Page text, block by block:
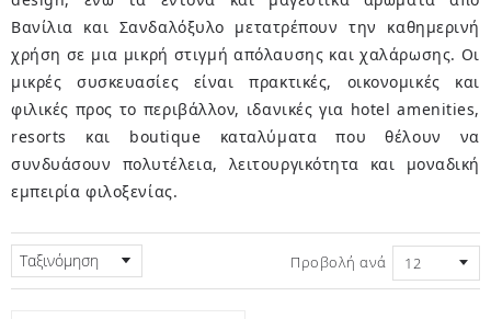
Βανίλια και Σανδαλόξυλο μετατρέπουν την καθημερινή
χρήση σε μια μικρή στιγμή απόλαυσης και χαλάρωσης. Οι
μικρές συσκευασίες είναι πρακτικές, οικονομικές και
φιλικές προς το περιβάλλον, ιδανικές για hotel amenities,
resorts και boutique καταλύματα που θέλουν να
συνδυάσουν πολυτέλεια, λειτουργικότητα και μοναδική
εμπειρία φιλοξενίας.
Ταξινόμηση Προβολή ανά